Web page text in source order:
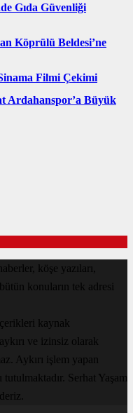
Gıda Güvenliği
Köprülü Beldesi’ne
Filmi Çekimi
Ardahanspor’a Büyük
köşe yazıları,
konuların tek adresi
kaynak
ve izinsiz olarak
Aykırı işlem yapan
Serhat Yaşam